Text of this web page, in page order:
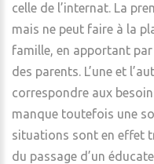
celle de l’internat. La
mais ne peut faire à la
famille, en apportant
des parents. L’une et
correspondre aux
manque toutefois une
situations sont en effet
du passage d’un